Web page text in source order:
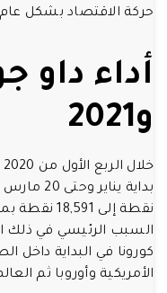
حركة الاقتصاد بشكل
و2021
السبب الرئيسي في ذلك
كورونا في البداية داخل
الأمريكية وأوروبا ثم